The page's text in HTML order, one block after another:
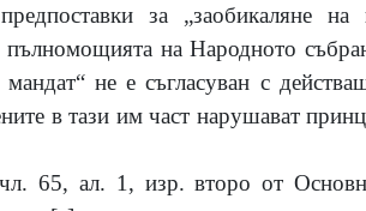
за „заобикаляне на
пълномощията на Народното
не е съгласуван с
в тази им част нарушават
65, ал. 1, изр. второ от